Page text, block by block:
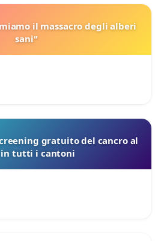
il massacro degli alberi
sani"
gratuito del cancro al
in tutti i cantoni